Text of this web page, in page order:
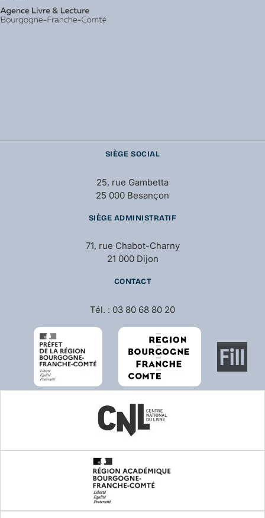
SIÈGE SOCIAL
25, rue Gambetta
25 000 Besançon
SIÈGE ADMINISTRATIF
71, rue Chabot-Charny
21 000 Dijon
CONTACT
Tél. : 03 80 68 80 20